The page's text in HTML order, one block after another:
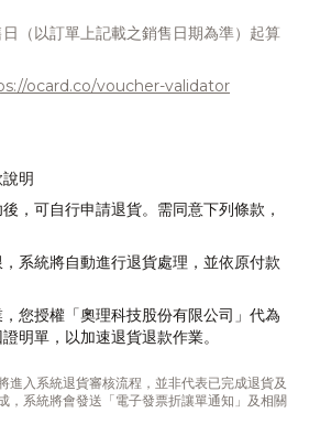
（以訂單上記載之銷售日期為準）起算
ocard.co/voucher-validator
明
，可自行申請退貨。需同意下列條款，
系統將自動進行退貨處理，並依原付款
您授權「奧理科技股份有限公司」代為
明單，以加速退貨退款作業。
進入系統退貨審核流程，並非代表已完成退貨及
，系統將會發送「電子發票折讓單通知」及相關